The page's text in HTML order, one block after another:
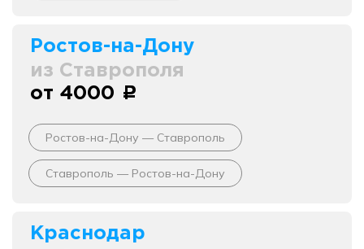
Ростов-на-Дону
из Ставрополя
от 4000 c
Ростов-на-Дону — Ставрополь
Ставрополь — Ростов-на-Дону
Краснодар